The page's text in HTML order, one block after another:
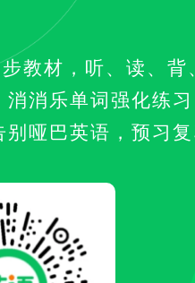
教材，听、读、背
消乐单词强化练
哑巴英语，预习复